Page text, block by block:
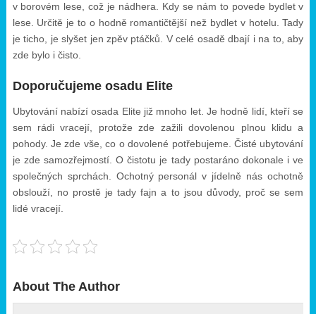
v borovém lese, což je nádhera. Kdy se nám to povede bydlet v
lese. Určitě je to o hodně romantičtější než bydlet v hotelu. Tady
je ticho, je slyšet jen zpěv ptáčků. V celé osadě dbají i na to, aby
zde bylo i čisto.
Doporučujeme osadu Elite
Ubytování nabízí osada Elite již mnoho let. Je hodně lidí, kteří se
sem rádi vracejí, protože zde zažili dovolenou plnou klidu a
pohody. Je zde vše, co o dovolené potřebujeme. Čisté ubytování
je zde samozřejmostí. O čistotu je tady postaráno dokonale i ve
společných sprchách. Ochotný personál v jídelně nás ochotně
obslouží, no prostě je tady fajn a to jsou důvody, proč se sem
lidé vracejí.
About The Author